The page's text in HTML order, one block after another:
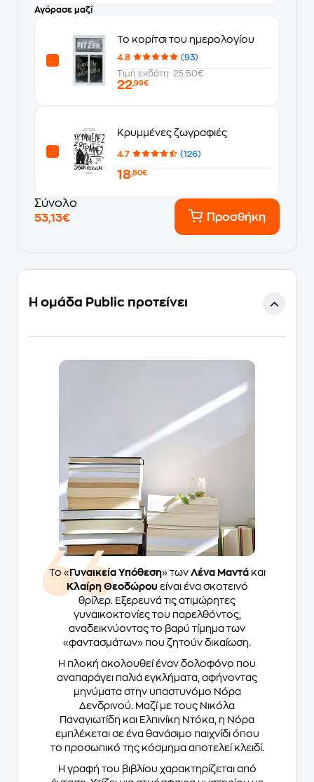
Αγόρασε μαζί
Το κορίτσι του ημερολογίου
4.8
(93)
Τιμή εκδότη: 25.50€
22,99€
Κρυμμένες ζωγραφιές
4.7 (126)
18,80€
Σύνολο
53,13€
Προσθήκη
Η ομάδα Public προτείνει
Το «Γυναικεία Υπόθεση» των Λένα Μαντάκαι
Κλαίρη Θεοδώρου είναι ένα σκοτεινό
θρίλερ. Εξερευνά τις ατιμώρητες
γυναικοκτονίες του παρελθόντος,
αναδεικνύοντας το βαρύ τίμημα των
«φαντασμάτων» που ζητούν δικαίωση.
Η πλοκή ακολουθεί έναν δολοφόνο που
αναπαράγει παλιά εγκλήματα, αφήνοντας
μηνύματα στην υπαστυνόμο Νόρα
Δενδρινού. Μαζί με τους Νικόλα
Παναγιωτίδη και Ελπινίκη Ντόκα, η Νόρα
εμπλέκεται σε ένα θανάσιμο παιχνίδι όπου
το προσωπικό της κόσμημα αποτελεί κλειδί.
Η γραφή του βιβλίου χαρακτηρίζεται από